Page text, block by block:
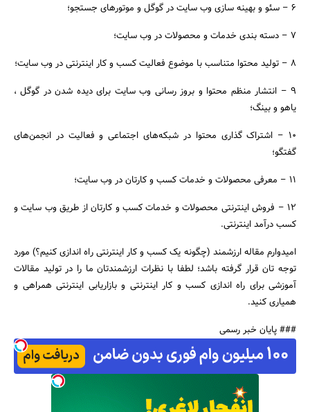
۶ – سئو و بهینه سازی وب سایت در گوگل و موتور‌های جستجو؛
۷ – دسته بندی خدمات و محصولات در وب سایت؛
۸ – تولید محتوا متناسب با موضوع فعالیت کسب و کار اینترنتی در وب سایت؛
۹ – انتشار منظم محتوا و بروز رسانی وب سایت برای دیده شدن در گوگل ،
یاهو و بینگ؛
۱۰ – اشتراک گذاری محتوا در شبکه‌های اجتماعی و فعالیت در انجمن‌های
گفتگو؛
۱۱ – معرفی محصولات و خدمات کسب و کارتان در وب سایت؛
۱۲ – فروش اینترنتی محصولات و خدمات کسب و کارتان از طریق وب سایت و
کسب درآمد اینترنتی.
امیدوارم مقاله ارزشمند (چگونه یک کسب و کار اینترنتی راه اندازی کنیم؟) مورد
توجه تان قرار گرفته باشد؛ لطفا با نظرات ارزشمندتان ما را در تولید مقالات
آموزشی برای راه اندازی کسب و کار اینترنتی و بازاریابی اینترنتی همراهی و
همیاری کنید.
### پایان خبر رسمی